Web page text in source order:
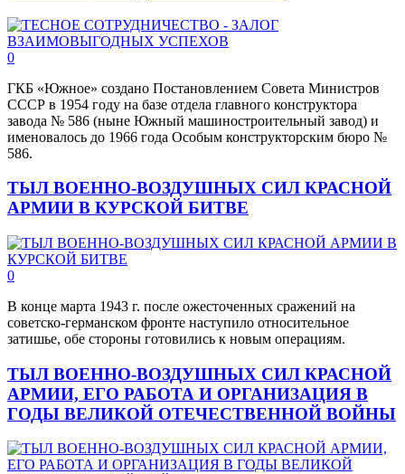
0
ГКБ «Южное» создано Постановлением Совета Министров
СССР в 1954 году на базе отдела главного конструктора
завода № 586 (ныне Южный машиностроительный завод) и
именовалось до 1966 года Особым конструкторским бюро №
586.
ТЫЛ ВОЕННО-ВОЗДУШНЫХ СИЛ КРАСНОЙ
АРМИИ В КУРСКОЙ БИТВЕ
0
В конце марта 1943 г. после ожесточенных сражений на
советско-германском фронте наступило относительное
затишье, обе стороны готовились к новым операциям.
ТЫЛ ВОЕННО-ВОЗДУШНЫХ СИЛ КРАСНОЙ
АРМИИ, ЕГО РАБОТА И ОРГАНИЗАЦИЯ В
ГОДЫ ВЕЛИКОЙ ОТЕЧЕСТВЕННОЙ ВОЙНЫ